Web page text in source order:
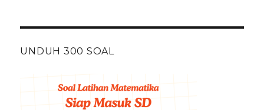
UNDUH 300 SOAL